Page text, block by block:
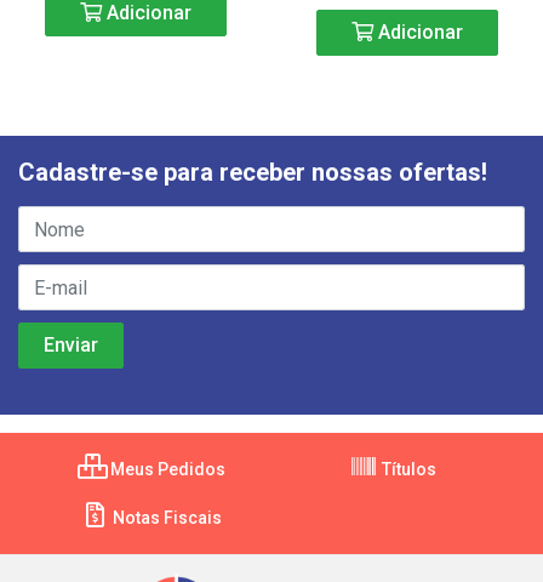
Adicionar
Adicionar
Cadastre-se para receber nossas ofertas!
Meus Pedidos Títulos
Notas Fiscais